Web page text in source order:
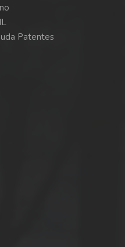
Patentes